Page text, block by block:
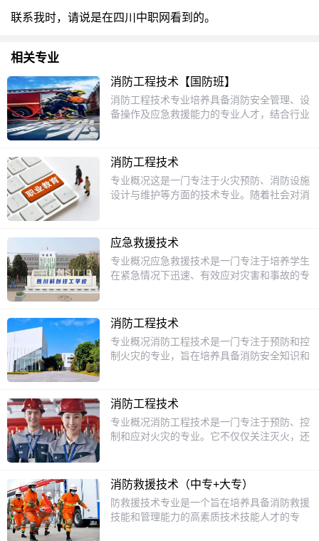
联系我时，请说是在四川中职网看到的。
相关专业
消防工程技术【国防班】
消防工程技术专业培养具备消防安全管理、设
备操作及应急救援能力的专业人才，结合行业
程领域，培养德技并重的技术人才，掌握火灾
科学理论、消防法规、设备操作及安全管理能
力，能胜任消防设施检测、维护、消防安全评
估及应急救援等工作。课程体系核心课程：消
概预算。实践技能：管道工实训、焊工操作、
消防系统安装与检测、危险品性能评估等，强
化实操能力。培养特色工学一体化：通过"认
征入伍。双证培养：学生可考取消防设施操作
员、注册消防工程师、施工员等职业资格证
书。就业保障校企合作：与中铁十二局、中国
检测员、工程监理、消防技术咨询等，覆盖大
业生田煜城任职中国五冶集团机电分公司技术
岗。升学通道中级工毕业生可通过校内考核升
理，配备专职班主任与职业导师。实训资源：
专用消防工程实训室，模拟真实工作场景。政
策补贴：享受国家学费减免（1700元/年）及
消防工程技术
专业概况这是一门专注于火灾预防、消防设施
设计与维护等方面的技术专业。随着社会对消
化学等多学科知识，旨在培养能够熟练掌握消
防工程技术相关技能，为各类场所提供消防安
全保障的专业人才。课程设置在课程方面，会
学习基础的文化课程，像语文、数学、英语，
防设施，熟悉各类消防设施的构造与操作，比
如消火栓系统、自动喷水灭火系统等；消防法
规，清楚在消防工作中需要遵循的法律规定；
故的发生。招生对象主要面向初中毕业生招
生。初中毕业的同学们，如果你对消防安全领
域感兴趣，想要掌握一门实用的技术，为未来
的学习旅程，逐步成长为消防领域的专业人
学可以选择很多相关的大专或本科专业。大专
专业有消防工程技术，能进一步深化在本专业
应急救援技术
专业概况应急救援技术是一门专注于培养学生
在紧急情况下迅速、有效应对灾害和事故的专
识的传授，更强调实践技能的培养，旨在为社
会输送具备快速反应能力和专业救援技能的高
素质人才。课程设置1.基础课程：包括急救知
识、灾害学基础、安全防护技术等，为学生打
实际操作提升学生的应急处理能力。3.专业课
程：涵盖灾害管理、风险评估、应急预案制定
等，培养学生全面应对各种紧急情况的能力。
工作有浓厚的兴趣和责任感。升学方面完成应
急救援技术专业的学习后，学生可以选择对口
升学，继续深造。对口升学的大专或本科专业
消防工程技术
专业概况消防工程技术是一门专注于预防和控
制火灾的专业，旨在培养具备消防安全知识和
专业不仅教授学生如何应对火灾，还涵盖了火
灾预防、消防设备维护、应急疏散等多个方
面，确保学生能够全面掌握消防领域的核心技
能。课程设置1.消防基础知识：学习火灾的成
如灭火器、消防栓、自动喷水灭火系统等。3.
火灾预防与管理：学习如何制定和实施火灾预
防措施，以及如何进行消防安全管理。4.应急
消防工程技术
专业概况消防工程技术是一门专注于预防、控
制和应对火灾的专业。它不仅仅关注灭火，还
术逐渐成为热门专业。学习这个专业，你将掌
握如何设计、安装和维护消防系统，确保人们
的生活和工作环境更加安全。课程设置1.消防
基础知识：学习火灾的成因、发展过程以及灭
消防救援技术（中专+大专）
防救援技术专业是一个旨在培养具备消防救援
技能和管理能力的高素质技术技能人才的专